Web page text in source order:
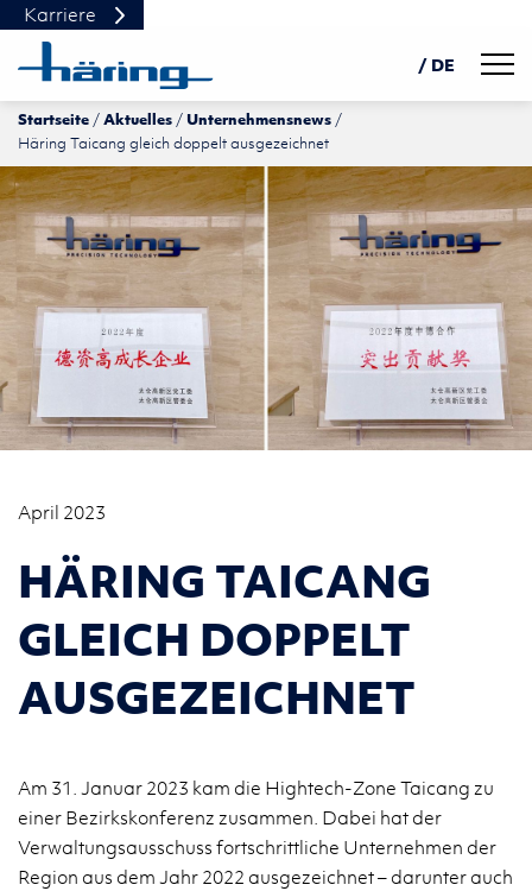
/ DE
中文
Startseite Aktuelles
Unternehmensnews
Häring Taicang gleich doppelt ausgezeichnet
April 2023
HÄRING TAICANG
GLEICH DOPPELT
AUSGEZEICHNET
Am 31. Januar 2023 kam die Hightech-Zone Taicang zu
einer Bezirkskonferenz zusammen. Dabei hat der
Verwaltungsausschuss fortschrittliche Unternehmen der
Region aus dem Jahr 2022 ausgezeichnet – darunter auch
Karriere